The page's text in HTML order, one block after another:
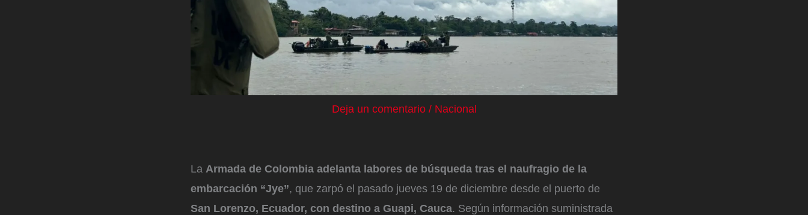
Deja un comentario / Nacional
La Armada de Colombia adelanta labores de búsqueda tras el naufragio de la
embarcación “Jye”, que zarpó el pasado jueves 19 de diciembre desde el puerto de
San Lorenzo, Ecuador, con destino a Guapi, Cauca. Según información suministrada